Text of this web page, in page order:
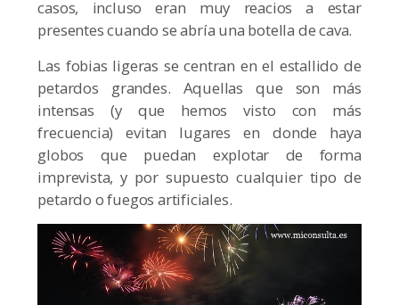
casos, incluso eran muy reacios a estar
presentes cuando se abría una botella de cava.
Las fobias ligeras se centran en el estallido de
petardos grandes. Aquellas que son más
intensas (y que hemos visto con más
frecuencia) evitan lugares en donde haya
globos que puedan explotar de forma
imprevista, y por supuesto cualquier tipo de
petardo o fuegos artificiales.